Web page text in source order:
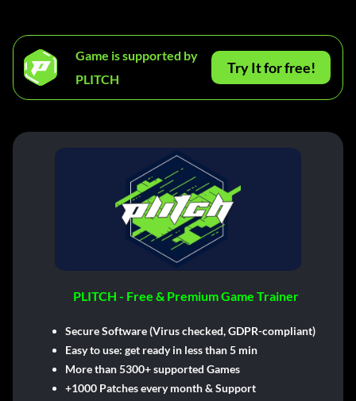
Game is supported by
PLITCH
Try It for free!
PLITCH - Free & Premium Game Trainer
Secure Software (Virus checked, GDPR-compliant)
Easy to use: get ready in less than 5 min
More than 5300+ supported Games
+1000 Patches every month & Support